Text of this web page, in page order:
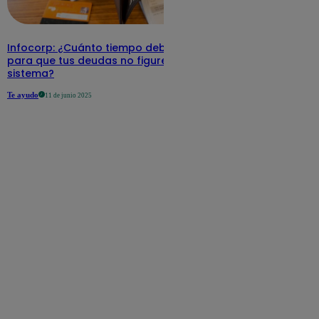
Infocorp: ¿Cuánto tiempo debe pasar
para que tus deudas no figuren en su
sistema?
Te ayudo 11 de junio 2025